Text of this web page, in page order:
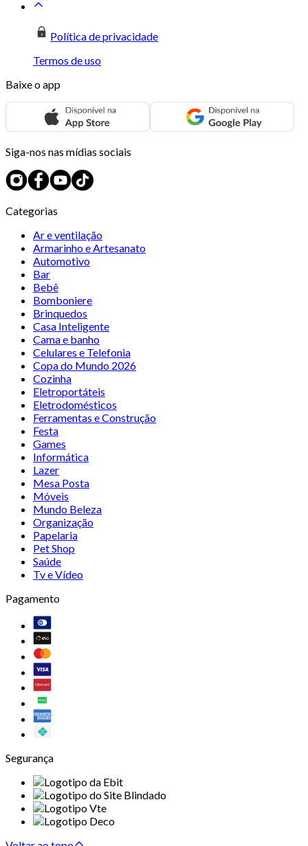
Política de privacidade
Termos de uso
Baixe o app
Siga-nos nas mídias sociais
Categorias
Ar e ventilação
Armarinho e Artesanato
Automotivo
Bar
Bebê
Bomboniere
Brinquedos
Casa Inteligente
Cama e banho
Celulares e Telefonia
Copa do Mundo 2026
Cozinha
Eletroportáteis
Eletrodomésticos
Ferramentas e Construção
Festa
Games
Informática
Lazer
Mesa Posta
Móveis
Mundo Beleza
Organização
Papelaria
Pet Shop
Saúde
Tv e Vídeo
Pagamento
Segurança